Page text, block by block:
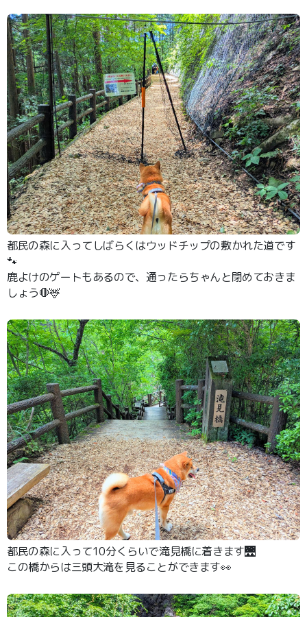
都民の森に入ってしばらくはウッドチップの敷かれた道です
🐾
鹿よけのゲートもあるので、通ったらちゃんと閉めておきま
しょう🛑🦌
都民の森に入って10分くらいで滝見橋に着きます🌉
この橋からは三頭大滝を見ることができます👀